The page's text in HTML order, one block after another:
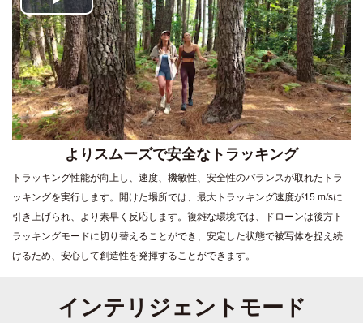
Play
Video
よりスムーズで安全なトラッキング
トラッキング性能が向上し、速度、機敏性、安全性のバランスが取れたトラ
ッキングを実行します。開けた場所では、最大トラッキング速度が15 m/sに
引き上げられ、より素早く反応します。複雑な環境では、ドローンは後方ト
ラッキングモードに切り替えることができ、安定した状態で被写体を捉え続
けるため、安心して創造性を発揮することができます。
インテリジェントモード